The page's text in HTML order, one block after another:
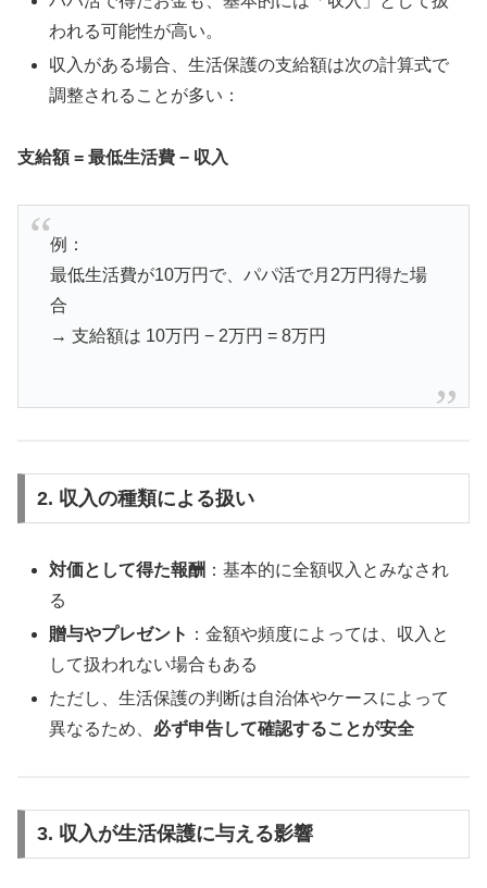
われる可能性が高い。
収入がある場合、生活保護の支給額は次の計算式で
調整されることが多い：
支給額 = 最低生活費 − 収入
例：
最低生活費が10万円で、パパ活で月2万円得た場
合
→ 支給額は 10万円 − 2万円 = 8万円
2. 収入の種類による扱い
対価として得た報酬 ：基本的に全額収入とみなされ
る
贈与やプレゼント ：金額や頻度によっては、収入と
して扱われない場合もある
ただし、生活保護の判断は自治体やケースによって
異なるため、 必ず申告して確認することが安全
3. 収入が生活保護に与える影響